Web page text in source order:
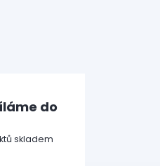
do
skladem